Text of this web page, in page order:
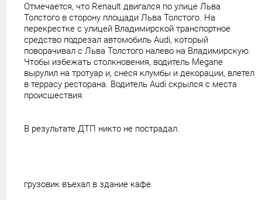
Отмечается, что Renault двигался по улице Льва
Толстого в сторону площади Льва Толстого. На
перекрестке с улицей Владимирской транспортное
средство подрезал автомобиль Audi, который
поворачивал с Льва Толстого налево на Владимирскую.
Чтобы избежать столкновения, водитель Megane
вырулил на тротуар и, снеся клумбы и декорации, влетел
в террасу ресторана. Водитель Audi скрылся с места
происшествия.
В результате ДТП никто не пострадал.
грузовик въехал в здание кафе.